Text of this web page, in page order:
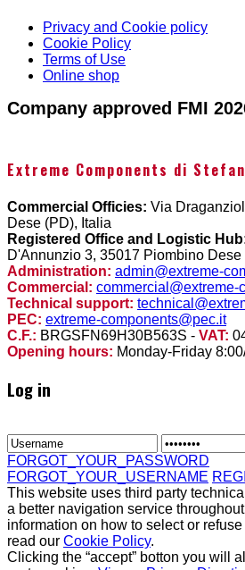
Privacy and Cookie policy
Cookie Policy
Terms of Use
Online shop
Company approved FMI
Extreme Components di
Commercial Officies: Via
Dese (PD), Italia
Registered Office and Logistic
D'Annunzio 3, 35017 Piombino Dese
Administration: admin@extreme-
Commercial: commercial@extreme-
Technical support:
PEC: extreme-components@pec.it
C.F.: BRGSFN69H30B563S - VAT:
Opening hours: Monday-Friday
Log in
FORGOT_YOUR_PASSWORD
FORGOT_YOUR_USERNAME
This website uses third party
a better navigation service
information on how to select or
read our Cookie Policy.
Clicking the “accept” botton you will